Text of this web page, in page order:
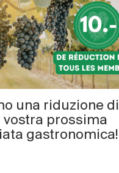
una riduzione di
vostra prossima
gastronomica!